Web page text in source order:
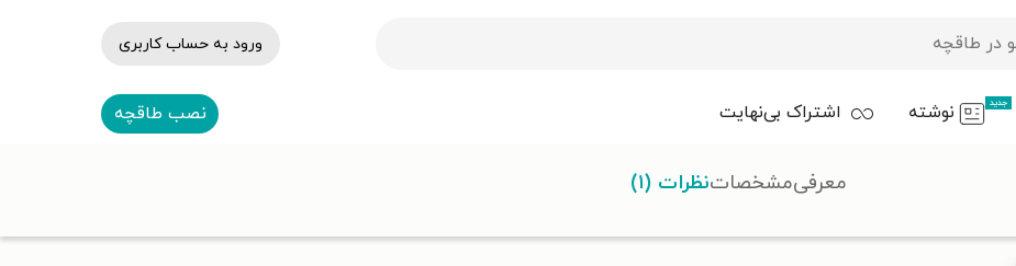
ورود به حساب کاربری
جدید نوشته اشتراک بی‌نهایت نصب طاقچه
معرفیمشخصاتنظرات (۱)